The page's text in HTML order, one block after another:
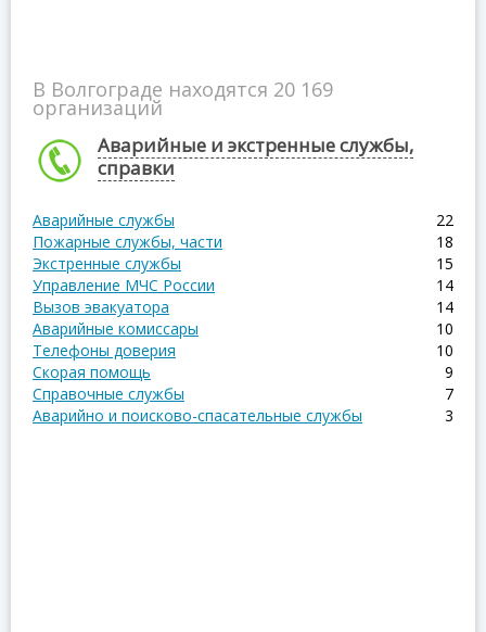
В Волгограде находятся 20 169
организаций
Аварийные и экстренные службы,
справки
Аварийные службы
22
Пожарные службы, части
18
Экстренные службы
15
Управление МЧС России
14
Вызов эвакуатора
14
Аварийные комиссары
10
Телефоны доверия
10
Скорая помощь
9
Справочные службы
7
Аварийно и поисково-спасательные службы
3